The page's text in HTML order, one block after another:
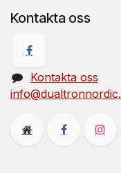
Kontakta oss
Kontakta oss